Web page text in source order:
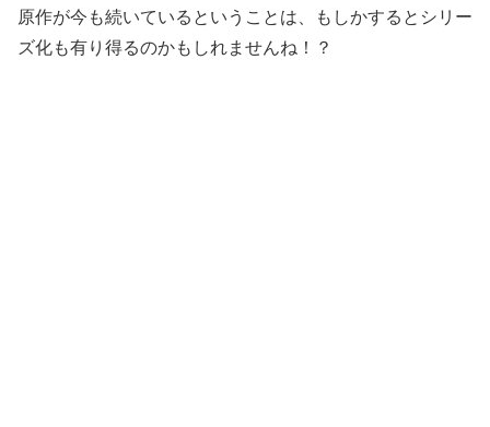
原作が今も続いているということは、もしかするとシリー
ズ化も有り得るのかもしれませんね！？